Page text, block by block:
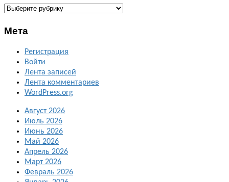
ГАЛЕРЕИ
Мета
Регистрация
Войти
Лента записей
Лента комментариев
WordPress.org
Август 2026
Июль 2026
Июнь 2026
Май 2026
Апрель 2026
Март 2026
Февраль 2026